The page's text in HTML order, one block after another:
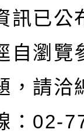
訊已公
自瀏覽
，請洽
：02-